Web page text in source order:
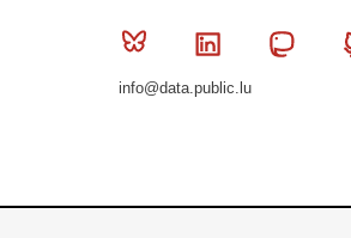
Bluesky Linkedin
info@data.public.lu